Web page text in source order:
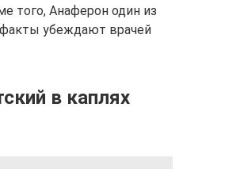
того, Анаферон один из
факты убеждают врачей
в каплях